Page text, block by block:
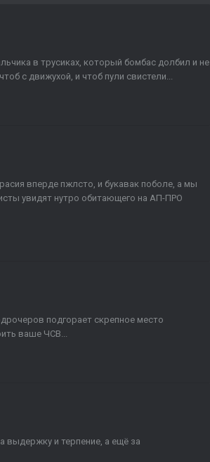
в трусиках, который бомбас долбил и не
с движухой, и чтоб пули свистели...
вперде пжлсто, и букавак поболе, а мы
увидят нутро обитающего на АП-ПРО
подгорает скрепное место
ваше ЧСВ...
выдержку и терпение, а ещё за